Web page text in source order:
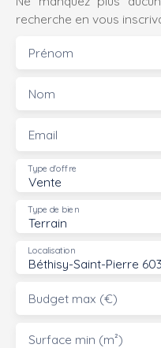
recherche en vous
Prénom
Nom
Email
Vente
Type d'offre
Terrain
Type de bien
Béthisy-Saint-Pierre
Localisation
Budget max (€)
Surface min (m²)